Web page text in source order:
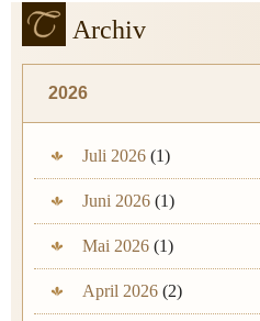
Archiv
2026
Juli 2026 (1)
Juni 2026 (1)
Mai 2026 (1)
April 2026 (2)